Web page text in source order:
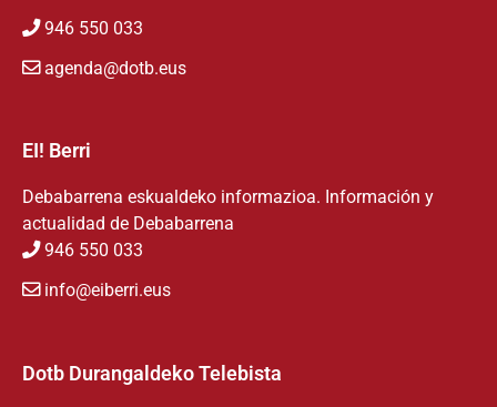
946 550 033
agenda@dotb.eus
EI! Berri
Debabarrena eskualdeko informazioa. Información y
actualidad de Debabarrena
946 550 033
info@eiberri.eus
Dotb Durangaldeko Telebista